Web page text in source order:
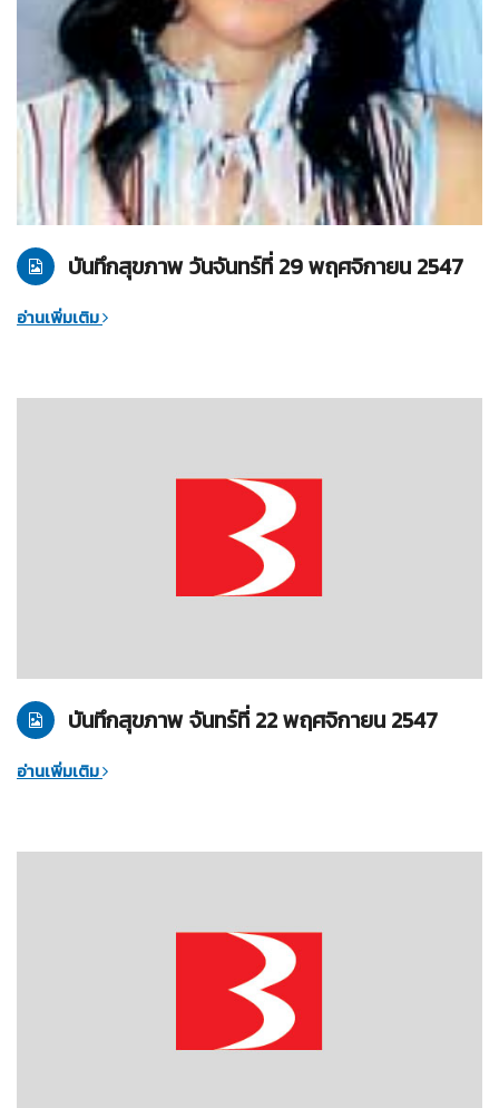
26-11-2547 บันทึกสุขภาพ
บันทึกสุขภาพ วันจันทร์ที่ 29 พฤศจิกายน 2547
อ่านเพิ่มเติม
บันทึกสุขภาพ จันทร์ที่ 22 พฤศจิกายน 2547
อ่านเพิ่มเติม